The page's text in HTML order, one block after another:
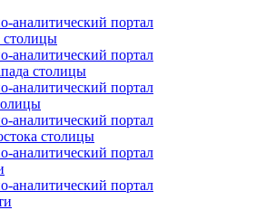
аналитический портал
столицы
аналитический портал
столицы
аналитический портал
аналитический портал
столицы
аналитический портал
аналитический портал